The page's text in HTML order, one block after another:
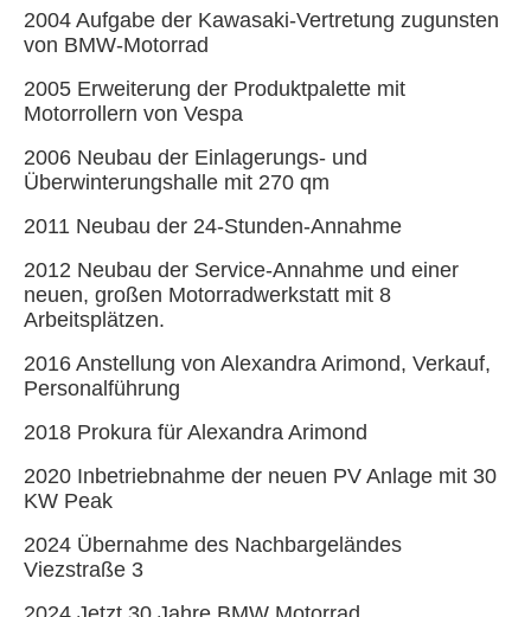
2004 Aufgabe der Kawasaki-Vertretung zugunsten
von BMW-Motorrad
2005 Erweiterung der Produktpalette mit
Motorrollern von Vespa
2006 Neubau der Einlagerungs- und
Überwinterungshalle mit 270 qm
2011 Neubau der 24-Stunden-Annahme
2012 Neubau der Service-Annahme und einer
neuen, großen Motorradwerkstatt mit 8
Arbeitsplätzen.
2016 Anstellung von Alexandra Arimond, Verkauf,
Personalführung
2018 Prokura für Alexandra Arimond
2020 Inbetriebnahme der neuen PV Anlage mit 30
KW Peak
2024 Übernahme des Nachbargeländes
Viezstraße 3